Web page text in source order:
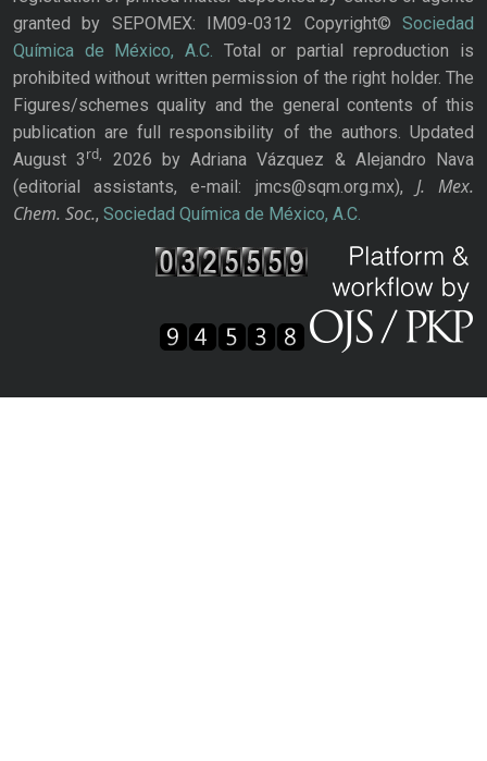
granted by SEPOMEX: IM09-0312 Copyright© Sociedad
Química de México, A.C. Total or partial reproduction is
prohibited without written permission of the right holder. The
Figures/schemes quality and the general contents of this
publication are full responsibility of the authors. Updated
August 3rd,
2026 by Adriana Vázquez & Alejandro Nava
(editorial assistants, e-mail: jmcs@sqm.org.mx), J. Mex.
Chem. Soc., Sociedad Química de México, A.C.